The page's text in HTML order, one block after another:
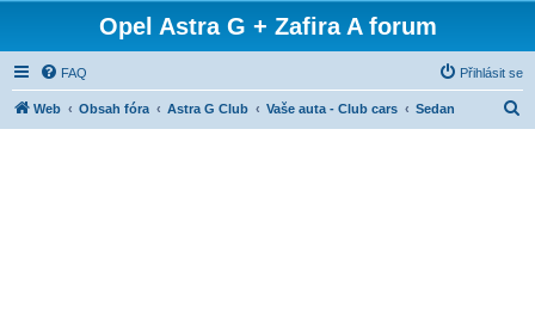
Opel Astra G + Zafira A forum
FAQ Přihlásit se
Web Obsah fóra Astra G Club Vaše auta - Club cars Sedan